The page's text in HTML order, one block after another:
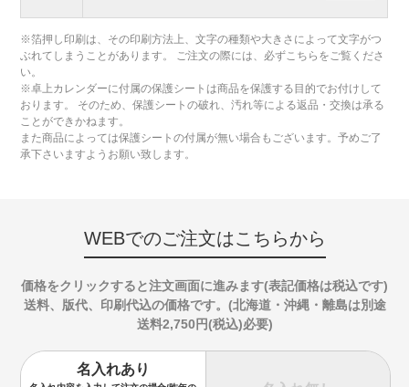
※箔押し印刷は、その印刷方法上、文字の種類や大きさによって文字がつ
ぶれてしまうことがあります。 ご注文の際には、必ずこちらをご覧くださ
い。
※卓上カレンダーに付属の保護シートは商品を保護する目的でお付けして
おります。 そのため、保護シートの破れ、汚れ等による返品・交換は承る
ことができかねます。
また商品によっては保護シートの付属が無い場合もございます。予めご了
承下さいますようお願い致します。
WEBでのご注文はこちらから
価格をクリックすると注文画面に進みます(表記価格は税込です)
送料、版代、印刷代込の価格です。(北海道・沖縄・離島は別途
送料2,750円(税込)必要)
名入れあり